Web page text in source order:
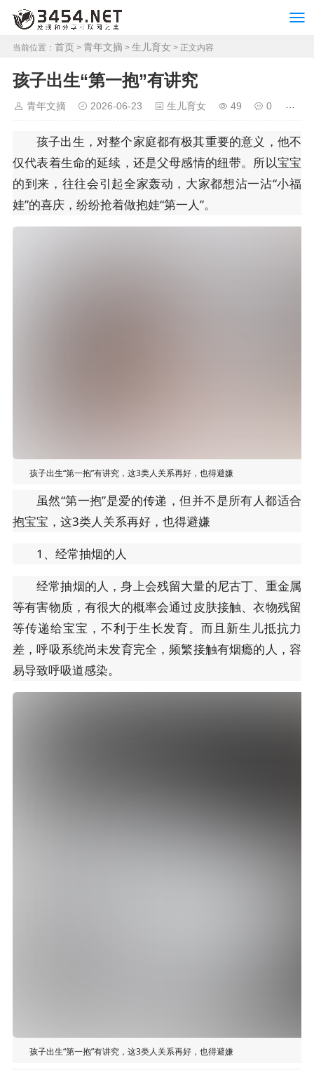
当前位置： 首页 > 青年文摘 > 生儿育女 > 正文内容
孩子出生“第一抱”有讲究
青年文摘 2026-06-23 生儿育女 49 0
孩子出生，对整个家庭都有极其重要的意义，他不
仅代表着生命的延续，还是父母感情的纽带。所以宝宝
的到来，往往会引起全家轰动，大家都想沾一沾“小福
娃”的喜庆，纷纷抢着做抱娃“第一人”。
孩子出生“第一抱”有讲究，这3类人关系再好，也得避嫌
虽然“第一抱”是爱的传递，但并不是所有人都适合
抱宝宝，这3类人关系再好，也得避嫌
1、经常抽烟的人
经常抽烟的人，身上会残留大量的尼古丁、重金属
等有害物质，有很大的概率会通过皮肤接触、衣物残留
等传递给宝宝，不利于生长发育。而且新生儿抵抗力
差，呼吸系统尚未发育完全，频繁接触有烟瘾的人，容
易导致呼吸道感染。
孩子出生“第一抱”有讲究，这3类人关系再好，也得避嫌